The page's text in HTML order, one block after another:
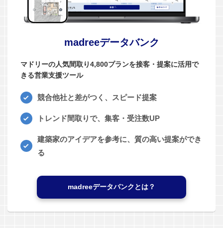
madreeデータバンク
マドリーの人気間取り4,800プランを接客・提案に活用で
きる営業支援ツール
競合他社と差がつく、スピード提案
トレンド間取りで、集客・受注数UP
建築家のアイデアを参考に、質の高い提案ができ
る
madreeデータバンクとは？